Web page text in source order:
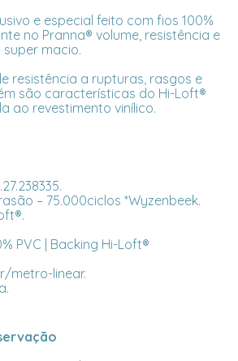
e especial feito com fios 100%
no Pranna® volume, resistência e
macio.
resistência a rupturas, rasgos e
são características do Hi-Loft®
ao revestimento vinílico.
– 75.000ciclos *Wyzenbeek.
PVC | Backing Hi-Loft®
metro-linear.